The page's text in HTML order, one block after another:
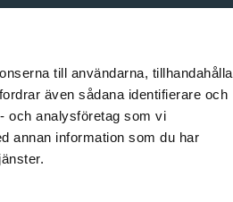
till användarna, tillhandahålla
även sådana identifierare och
och analysföretag som vi
annan information som du har